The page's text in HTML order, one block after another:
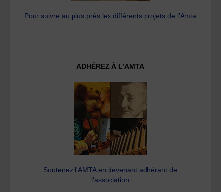
Pour suivre au plus près les différents projets de l’Amta
ADHÉREZ À L’AMTA
Soutenez l'AMTA en devenant adhérant de
l'association